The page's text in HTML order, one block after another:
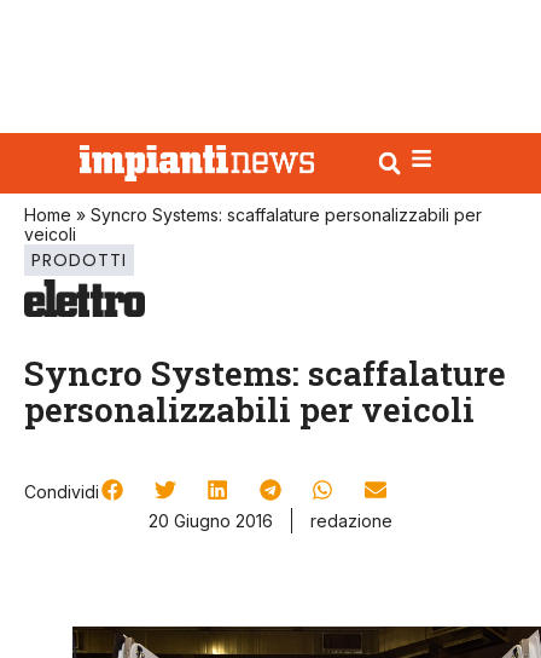
Home » Syncro Systems: scaffalature personalizzabili per
veicoli
PRODOTTI
Syncro Systems: scaffalature
personalizzabili per veicoli
Condividi
20 Giugno 2016
redazione